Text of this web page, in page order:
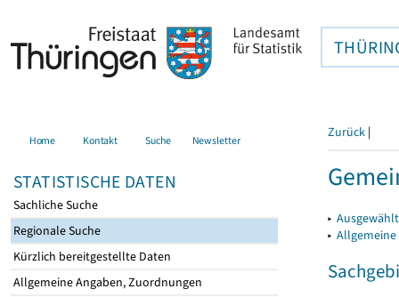
Home Kontakt Suche Newsletter
STATISTISCHE DATEN
Sachliche Suche
Regionale Suche
Kürzlich bereitgestellte Daten
Allgemeine Angaben, Zuordnungen
Zurück |
▸
▸